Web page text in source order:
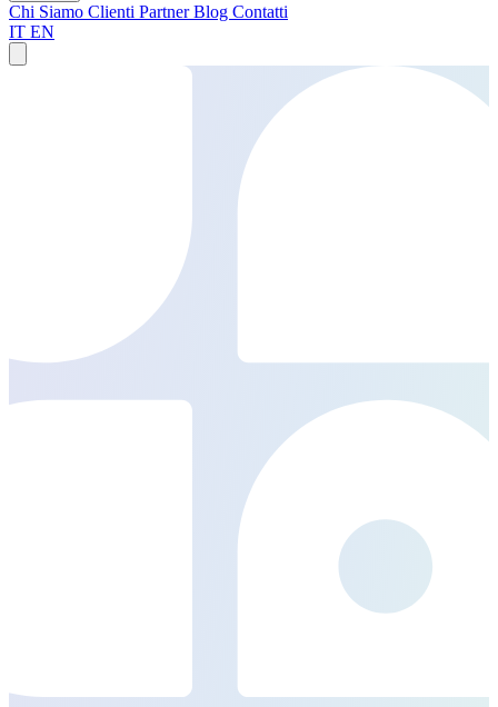
Chi Siamo Clienti PartnerBlog Contatti
IT EN